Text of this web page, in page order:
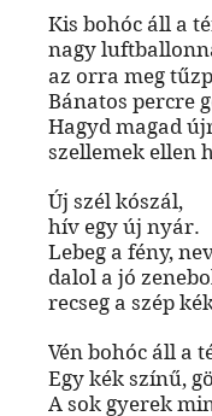
Kis bohóc áll a
nagy
az orra meg
Bánatos percre
Hagyd magad
szellemek ellen
Új szél kószál,
hív egy új nyár.
Lebeg a fény,
dalol a jó
recseg a szép
Vén bohóc áll a
Egy kék színű,
A sok gyerek